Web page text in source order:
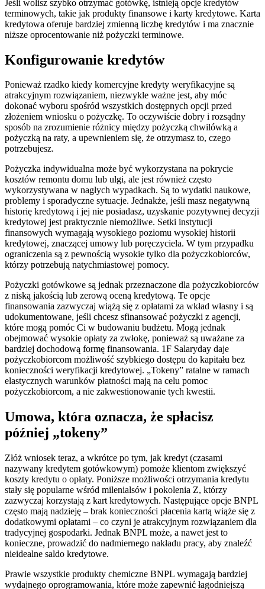
Jeśli wolisz szybko otrzymać gotówkę, istnieją opcje kredytów
terminowych, takie jak produkty finansowe i karty kredytowe. Karta
kredytowa oferuje bardziej zmienną liczbę kredytów i ma znacznie
niższe oprocentowanie niż pożyczki terminowe.
Konfigurowanie kredytów
Ponieważ rzadko kiedy komercyjne kredyty weryfikacyjne są
atrakcyjnym rozwiązaniem, niezwykle ważne jest, aby móc
dokonać wyboru spośród wszystkich dostępnych opcji przed
złożeniem wniosku o pożyczkę. To oczywiście dobry i rozsądny
sposób na zrozumienie różnicy między pożyczką chwilówką a
pożyczką na raty, a upewnieniem się, że otrzymasz to, czego
potrzebujesz.
Pożyczka indywidualna może być wykorzystana na pokrycie
kosztów remontu domu lub ulgi, ale jest również często
wykorzystywana w nagłych wypadkach. Są to wydatki naukowe,
problemy i sporadyczne sytuacje. Jednakże, jeśli masz negatywną
historię kredytową i jej nie posiadasz, uzyskanie pozytywnej decyzji
kredytowej jest praktycznie niemożliwe. Setki instytucji
finansowych wymagają wysokiego poziomu wysokiej historii
kredytowej, znaczącej umowy lub poręczyciela. W tym przypadku
ograniczenia są z pewnością wysokie tylko dla pożyczkobiorców,
którzy potrzebują natychmiastowej pomocy.
Pożyczki gotówkowe są jednak przeznaczone dla pożyczkobiorców
z niską jakością lub zerową oceną kredytową. Te opcje
finansowania zazwyczaj wiążą się z opłatami za wkład własny i są
udokumentowane, jeśli chcesz sfinansować pożyczki z agencji,
które mogą pomóc Ci w budowaniu budżetu. Mogą jednak
obejmować wysokie opłaty za zwłokę, ponieważ są uważane za
bardziej dochodową formę finansowania. 1F Salaryday daje
pożyczkobiorcom możliwość szybkiego dostępu do kapitału bez
konieczności weryfikacji kredytowej. „Tokeny” ratalne w ramach
elastycznych warunków płatności mają na celu pomoc
pożyczkobiorcom, a nie zakwestionowanie tych kwestii.
Umowa, która oznacza, że ​​spłacisz
później „tokeny”
Złóż wniosek teraz, a wkrótce po tym, jak kredyt (czasami
nazywany kredytem gotówkowym) pomoże klientom zwiększyć
koszty kredytu o opłaty. Poniższe możliwości otrzymania kredytu
stały się popularne wśród milenialsów i pokolenia Z, którzy
zazwyczaj korzystają z kart kredytowych. Następujące opcje BNPL
często mają nadzieję – brak konieczności płacenia kartą wiąże się z
dodatkowymi opłatami – co czyni je atrakcyjnym rozwiązaniem dla
tradycyjnej gospodarki. Jednak BNPL może, a nawet jest to
konieczne, prowadzić do nadmiernego nakładu pracy, aby znaleźć
nieidealne saldo kredytowe.
Prawie wszystkie produkty chemiczne BNPL wymagają bardziej
wydajnego oprogramowania, które może zapewnić łagodniejszą